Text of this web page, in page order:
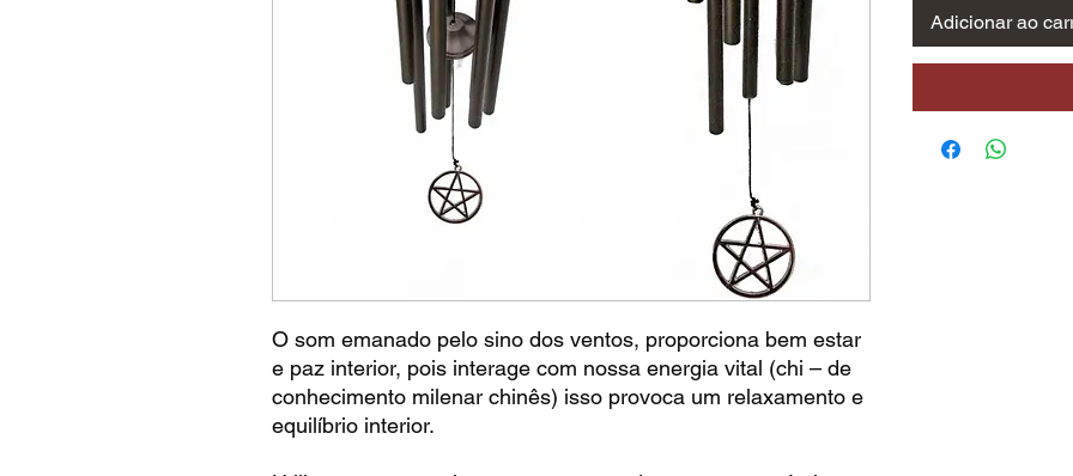
O som emanado pelo sino dos ventos, proporciona bem estar
e paz interior, pois interage com nossa energia vital (chi – de
conhecimento milenar chinês) isso provoca um relaxamento e
equilíbrio interior.
Adicionar ao